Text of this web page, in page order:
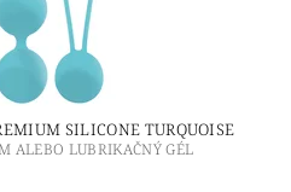
SILICONE TURQUOISE
ALEBO LUBRIKAČNÝ GÉL